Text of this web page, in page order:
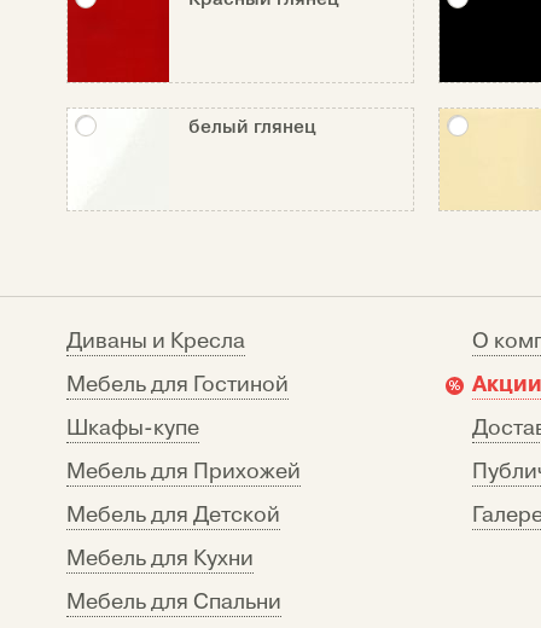
белый глянец
Диваны и Кресла
Мебель для Гостиной
Шкафы-купе
Мебель для Прихожей
Мебель для Детской
Мебель для Кухни
Мебель для Спальни
О